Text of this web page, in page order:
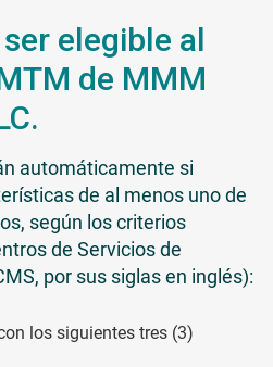
elegible al
de MMM
automáticamente si
de al menos uno de
según los criterios
de Servicios de
por sus siglas en inglés):
los siguientes tres (3)